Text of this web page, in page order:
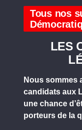
Tous nos
LES
Nous sommes
candidats aux
une chance
porteurs de la